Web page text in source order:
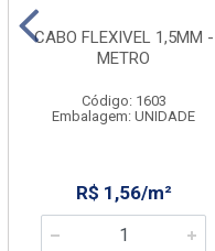
CABO FLEXIVEL 1,5MM -
METRO
Código: 1603
Embalagem: UNIDADE
R$ 1,56/m²